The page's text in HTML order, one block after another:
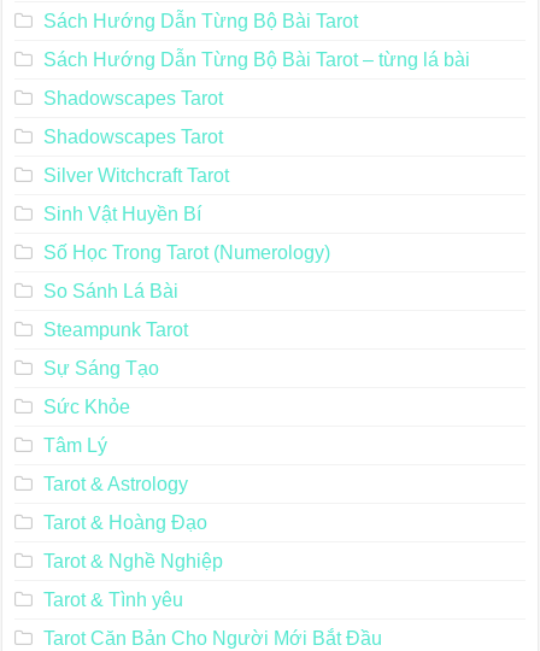
Sách Hướng Dẫn Từng Bộ Bài Tarot
Sách Hướng Dẫn Từng Bộ Bài Tarot – từng lá bài
Shadowscapes Tarot
Shadowscapes Tarot
Silver Witchcraft Tarot
Sinh Vật Huyền Bí
Số Học Trong Tarot (Numerology)
So Sánh Lá Bài
Steampunk Tarot
Sự Sáng Tạo
Sức Khỏe
Tâm Lý
Tarot & Astrology
Tarot & Hoàng Đạo
Tarot & Nghề Nghiệp
Tarot & Tình yêu
Tarot Căn Bản Cho Người Mới Bắt Đầu